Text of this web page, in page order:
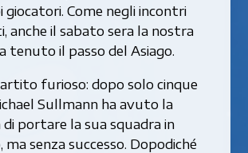
Come negli incontri
anche il sabato sera la nostra
tenuto il passo del Asiago.
furioso: dopo solo cinque
Sullmann ha avuto la
portare la sua squadra in
senza successo. Dopodiché